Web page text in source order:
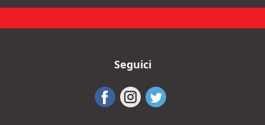
Seguici